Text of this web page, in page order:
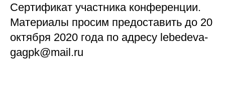
Сертификат участника конференции.
Материалы просим предоставить до 20
октября 2020 года по адресу lebedeva-
gagpk@mail.ru
info@kvrus.ru
Карьера
в России